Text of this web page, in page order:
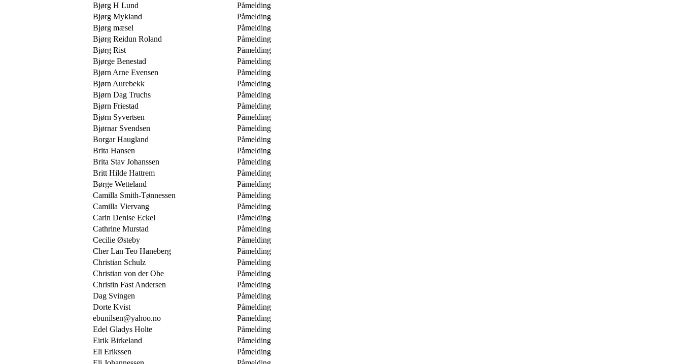
Bjørg H Lund
Påmelding
Bjørg Mykland
Påmelding
Bjørg mæsel
Påmelding
Bjørg Reidun Roland
Påmelding
Bjørg Rist
Påmelding
Bjørge Benestad
Påmelding
Bjørn Arne Evensen
Påmelding
Bjørn Aurebekk
Påmelding
Bjørn Dag Truchs
Påmelding
Bjørn Friestad
Påmelding
Bjørn Syvertsen
Påmelding
Bjørnar Svendsen
Påmelding
Borgar Haugland
Påmelding
Brita Hansen
Påmelding
Brita Stav Johanssen
Påmelding
Britt Hilde Hattrem
Påmelding
Børge Wetteland
Påmelding
Camilla Smith-Tønnessen
Påmelding
Camilla Viervang
Påmelding
Carin Denise Eckel
Påmelding
Cathrine Murstad
Påmelding
Cecilie Østeby
Påmelding
Cher Lan Teo Haneberg
Påmelding
Christian Schulz
Påmelding
Christian von der Ohe
Påmelding
Christin Fast Andersen
Påmelding
Dag Svingen
Påmelding
Dorte Kvist
Påmelding
ebunilsen@yahoo.no
Påmelding
Edel Gladys Holte
Påmelding
Eirik Birkeland
Påmelding
Eli Erikssen
Påmelding